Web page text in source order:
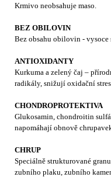
Krmivo neobsahuje maso.
BEZ OBILOVIN
Bez obsahu obilovin -
ANTIOXIDANTY
Kurkuma a zelený čaj –
radikály, snižují oxidační
CHONDROPROTEKTIVA
Glukosamin, chondroitin
napomáhají obnově
CHRUP
Speciálně strukturované
zubního plaku, zubního